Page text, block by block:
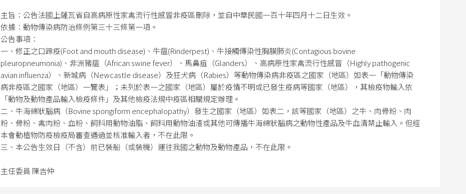
主旨：公告法國上薩瓦省自高病原性家禽流行性感冒非疫區刪除，並自中華民國一百十年四月十二日生效。
依據：動物傳染病防治條例第三十三條第一項。
公告事項：
一、修正之口蹄疫(Foot and mouth disease)、牛瘟(Rinderpest)、牛接觸傳染性胸膜肺炎(Contagious bovine
pleuropneumonia)、非洲豬瘟（African swine fever）、馬鼻疽（Glanders）、高病原性家禽流行性感冒（Highly pathogenic
avian influenza）、新城病（Newcastle disease）及狂犬病（Rabies）等動物傳染病非疫區之國家（地區）如表一「動物傳染
病非疫區之國家（地區）一覽表」；未列於表一之國家（地區）屬於疫情不明或已發生疫病等國家（地區），其檢疫物輸入依
「動物及動物產品輸入檢疫條件」及其他檢疫法規中疫區相關規定辦理。
二、牛海綿狀腦病（Bovine spongiform encephalopathy）發生之國家（地區）如表二，該等國家（地區）之牛、肉骨粉、肉
粉、骨粉、禽肉粉、血粉、飼料用動物油脂、飼料用動物油渣或其他可傳播牛海綿狀腦病之動物性產品及牛血清禁止輸入。但經
本會動植物防疫檢疫局審查通過並核准輸入者，不在此限。
三、本公告生效日（不含）前已裝船（或裝機）運往我國之動物及動物產品，不在此限。
主任委員 陳吉仲